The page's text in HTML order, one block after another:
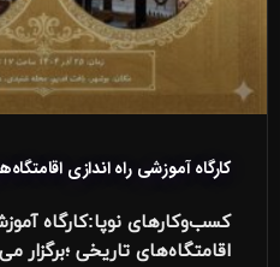
کارگاه آموزشی راه اندازی
کسب‌وکارهای نوپا:کارگاه
اقامتگاه‌های تاریخی ؛برگزار